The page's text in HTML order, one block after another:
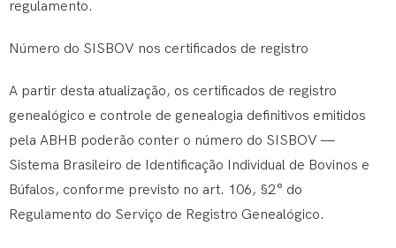
regulamento.
Número do SISBOV nos certificados de registro
A partir desta atualização, os certificados de registro
genealógico e controle de genealogia definitivos emitidos
pela ABHB poderão conter o número do SISBOV —
Sistema Brasileiro de Identificação Individual de Bovinos e
Búfalos, conforme previsto no art. 106, §2° do
Regulamento do Serviço de Registro Genealógico.